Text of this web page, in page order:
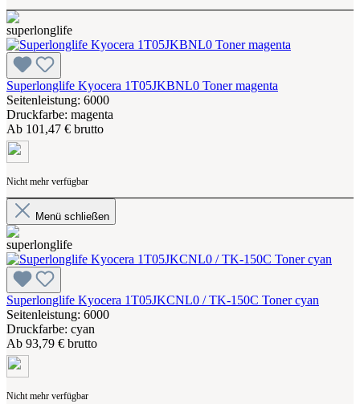
Superlonglife Kyocera 1T05JKBNL0 Toner magenta
Seitenleistung: 6000
Druckfarbe: magenta
Ab 101,47 € brutto
Nicht mehr verfügbar
Menü schließen
Superlonglife Kyocera 1T05JKCNL0 / TK-150C Toner cyan
Seitenleistung: 6000
Druckfarbe: cyan
Ab 93,79 € brutto
Nicht mehr verfügbar